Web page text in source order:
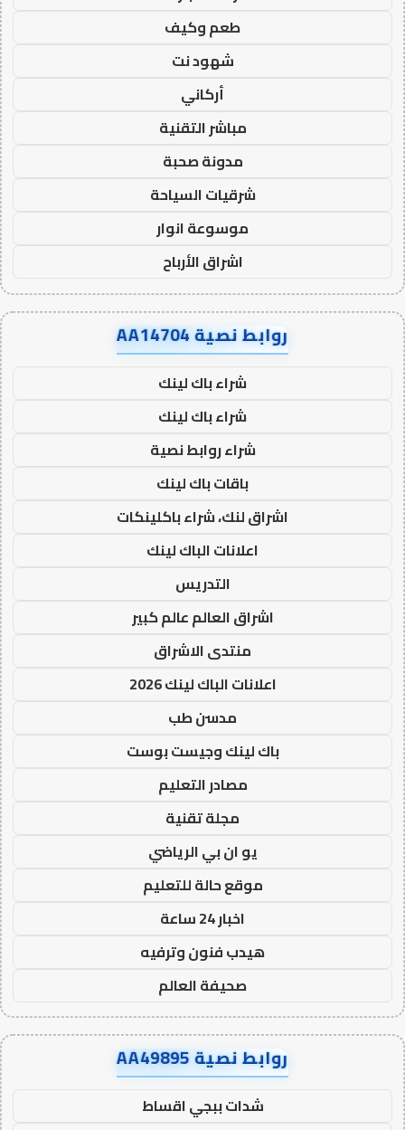
طعم وكيف
شهود نت
أركاني
مباشر التقنية
مدونة صحبة
شرقيات السياحة
موسوعة انوار
اشراق الأرباح
روابط نصية AA14704
شراء باك لينك
شراء باك لينك
شراء روابط نصية
باقات باك لينك
اشراق لنك، شراء باكلينكات
اعلانات الباك لينك
التدريس
اشراق العالم عالم كبير
منتدى الاشراق
اعلانات الباك لينك 2026
مدسن طب
باك لينك وجيست بوست
مصادر التعليم
مجلة تقنية
يو ان بي الرياضي
موقع حالة للتعليم
اخبار 24 ساعة
هيدب فنون وترفيه
صحيفة العالم
روابط نصية AA49895
شدات ببجي اقساط